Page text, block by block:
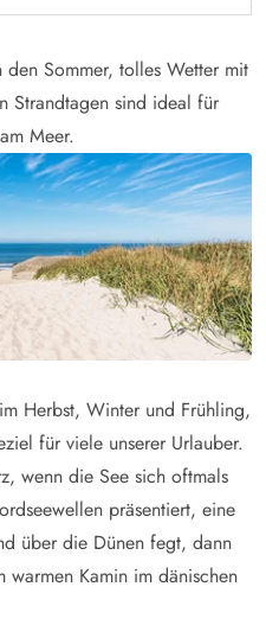
Sommer, tolles Wetter mit
Strandtagen sind ideal für
Meer.
Herbst, Winter und Frühling,
für viele unserer Urlauber.
wenn die See sich oftmals
präsentiert, eine
über die Dünen fegt, dann
warmen Kamin im dänischen